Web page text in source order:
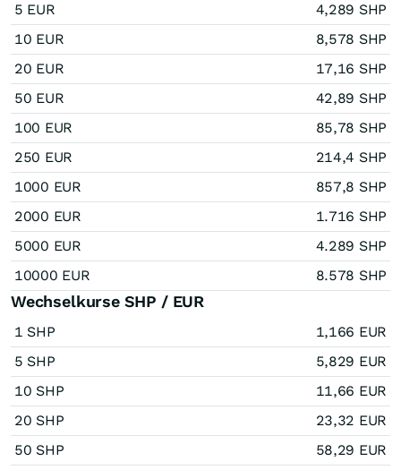
5 EUR
4,289 SHP
10 EUR
8,578 SHP
20 EUR
17,16 SHP
50 EUR
42,89 SHP
100 EUR
85,78 SHP
250 EUR
214,4 SHP
1000 EUR
857,8 SHP
2000 EUR
1.716 SHP
5000 EUR
4.289 SHP
10000 EUR
8.578 SHP
Wechselkurse SHP / EUR
1 SHP
1,166 EUR
5 SHP
5,829 EUR
10 SHP
11,66 EUR
20 SHP
23,32 EUR
50 SHP
58,29 EUR